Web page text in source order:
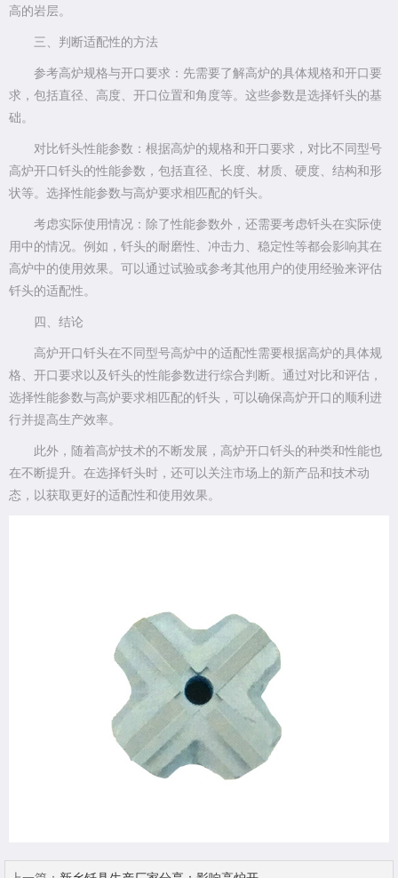
高的岩层。
三、判断适配性的方法
参考高炉规格与开口要求：先需要了解高炉的具体规格和开口要
求，包括直径、高度、开口位置和角度等。这些参数是选择钎头的基
础。
对比钎头性能参数：根据高炉的规格和开口要求，对比不同型号
高炉开口钎头的性能参数，包括直径、长度、材质、硬度、结构和形
状等。选择性能参数与高炉要求相匹配的钎头。
考虑实际使用情况：除了性能参数外，还需要考虑钎头在实际使
用中的情况。例如，钎头的耐磨性、冲击力、稳定性等都会影响其在
高炉中的使用效果。可以通过试验或参考其他用户的使用经验来评估
钎头的适配性。
四、结论
高炉开口钎头在不同型号高炉中的适配性需要根据高炉的具体规
格、开口要求以及钎头的性能参数进行综合判断。通过对比和评估，
选择性能参数与高炉要求相匹配的钎头，可以确保高炉开口的顺利进
行并提高生产效率。
此外，随着高炉技术的不断发展，高炉开口钎头的种类和性能也
在不断提升。在选择钎头时，还可以关注市场上的新产品和技术动
态，以获取更好的适配性和使用效果。